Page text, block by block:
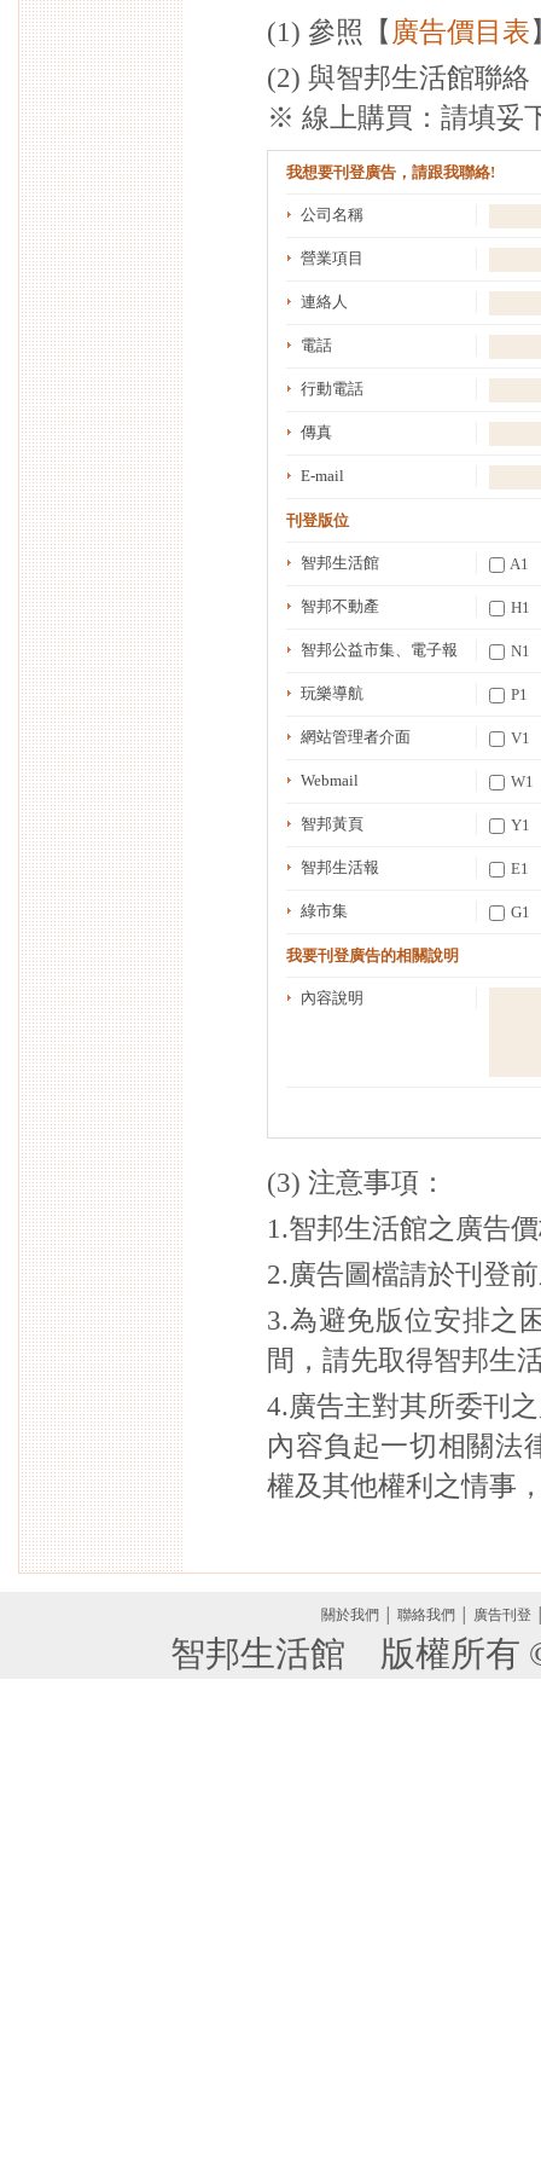
(1) 參照【 廣告價目表
(2) 與智邦生活館聯絡
※ 線上購買：請填妥
我想要刊登廣告，請跟我聯絡!
公司名稱
營業項目
連絡人
電話
行動電話
傳真
E-mail
刊登版位
智邦生活館
智邦不動產
智邦公益市集、電子報
玩樂導航
網站管理者介面
Webmail
智邦黃頁
智邦生活報
綠市集 G1
我要刊登廣告的相關說明
內容說明
(3) 注意事項：
1.智邦生活館之廣告
2.廣告圖檔請於刊登
3.為避免版位安排之
間，請先取得智邦生
4.廣告主對其所委刊
內容負起一切相關法
權及其他權利之情事
關於我們 聯絡我們 廣告刊登
智邦生活館 版權所有 ©